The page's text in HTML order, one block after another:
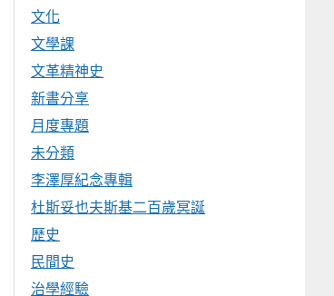
文化
文學課
文革精神史
新書分享
月度專題
未分類
李澤厚紀念專輯
杜斯妥也夫斯基二百歲冥誕
歷史
民間史
治學經驗